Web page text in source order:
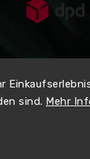
sind. Mehr